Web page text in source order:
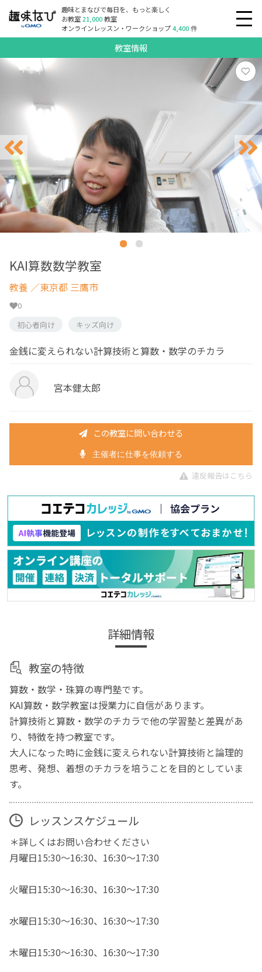
趣味とまなびで毎日を、もっと楽しく
お教室21,000教室
オンラインレッスン・ワークショップ4,400件
教室情報
KAI算数数学教室
教養 ／東京都 三鷹市
0
初心者向け
キッズ向け
金銭に変えられない計算技術と算数・数学のチカラ
宮本健太郎
この教室に問い合わせる
主催者に仕事を依頼する
違反報告はこちら
詳細情報
教室の特徴
算数・数学・珠算の専門塾です。
KAI算数・数学教室は授業力に自信があります。
計算技術と算数・数学のチカラで他の学習塾と差異があ
り、特徴を持つ教室です。
大人になった時に金銭に変えられない計算技術と論理的
思考、発想、着想のチカラを培うことを目的としていま
す。
レッスンスケジュール
＊詳しくはお問い合わせください
月曜日15:30～16:30、16:30～17:30
火曜日15:30～16:30、16:30～17:30
水曜日15:30～16:30、16:30～17:30
木曜日15:30～16:30、16:30～17:30